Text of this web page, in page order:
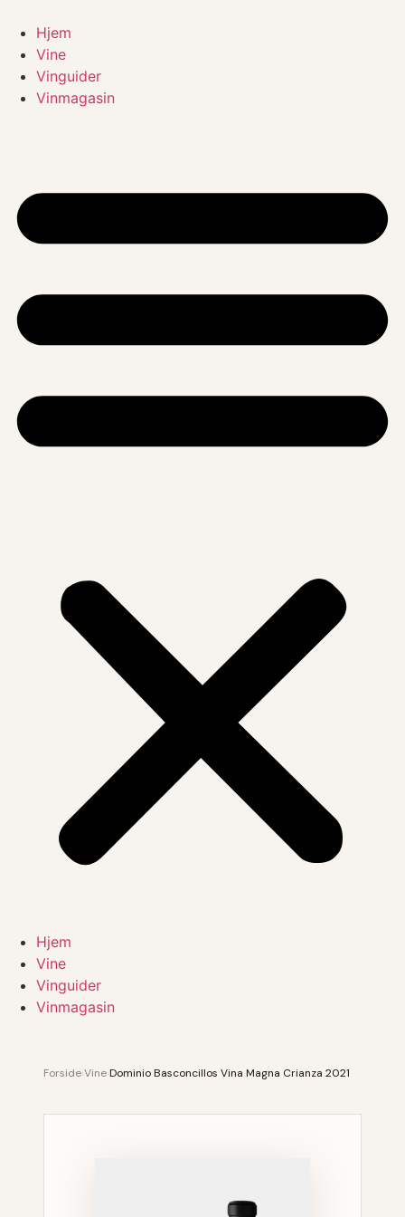
indhold
Hjem
Vine
Vinguider
Vinmagasin
Hjem
Vine
Vinguider
Vinmagasin
ForsideVineDominio Basconcillos Vina Magna Crianza 2021